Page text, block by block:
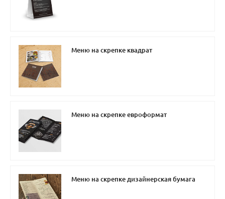
Меню на скрепке квадрат
Меню на скрепке евроформат
Меню на скрепке дизайнерская бумага